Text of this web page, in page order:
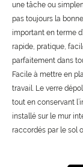
une tâche ou
pas toujours la
important en terme
rapide, pratique,
parfaitement dans
Facile à mettre en
travail. Le verre
tout en conservant
installé sur le mur
raccordés par le sol